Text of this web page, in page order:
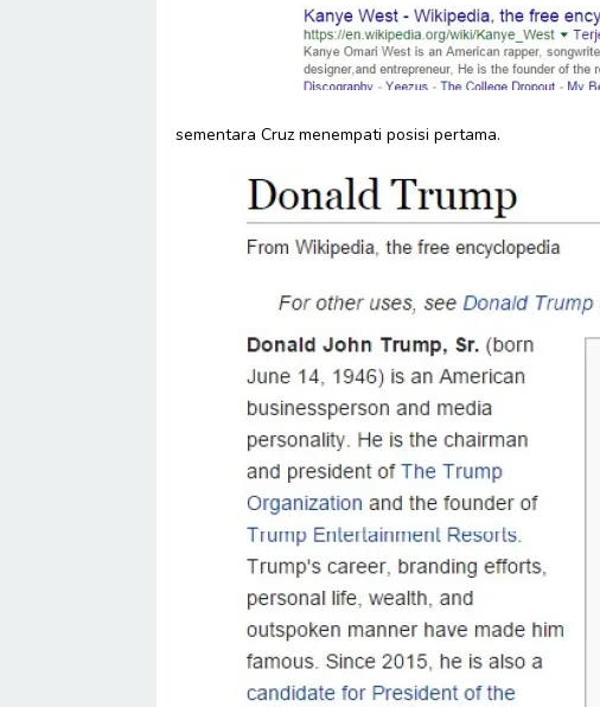
sementara Cruz menempati posisi pertama.